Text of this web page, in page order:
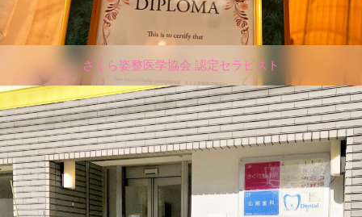
さくら姿整医学協会 認定セラピスト